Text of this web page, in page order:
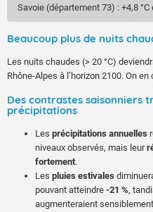
Savoie (département 73) : +4,8 °C
Beaucoup plus de nuits
Les nuits chaudes (> 20 °C)
Rhône-Alpes à l’horizon 2100. On
Des contrastes saisonniers
précipitations
Les précipitations annuelles
niveaux observés, mais leur
fortement.
Les pluies estivales
pouvant atteindre -21 %,
augmenteraient